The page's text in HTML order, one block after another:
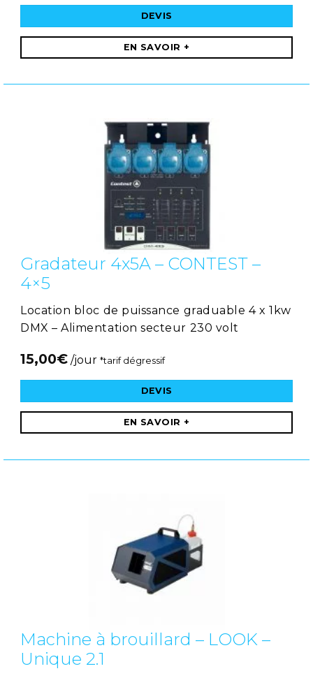
DEVIS
EN SAVOIR +
Gradateur 4x5A – CONTEST –
4×5
Location bloc de puissance graduable 4 x 1kw
DMX – Alimentation secteur 230 volt
15,00€ /jour *tarif dégressif
DEVIS
EN SAVOIR +
Machine à brouillard – LOOK –
Unique 2.1